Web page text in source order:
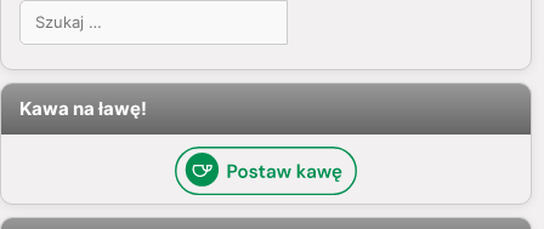
Szukaj:
Kawa na ławę!